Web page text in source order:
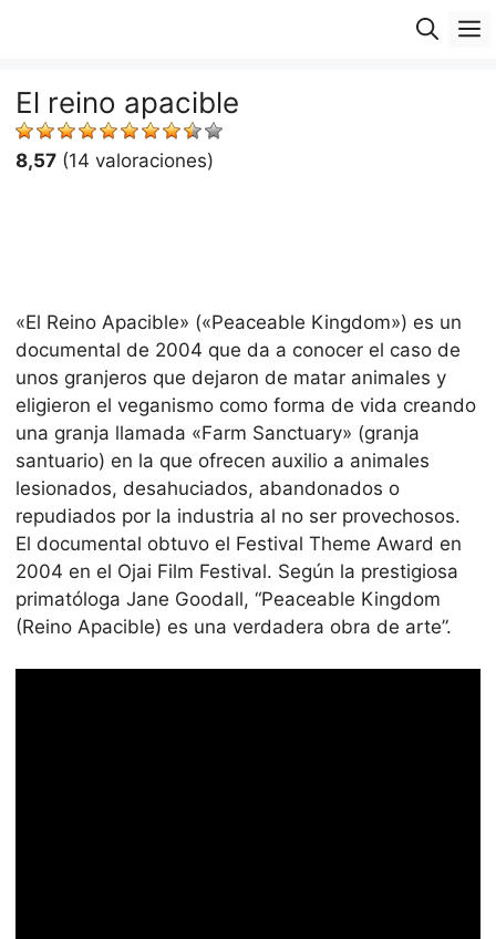
El reino apacible
8,57 (14 valoraciones)
«El Reino Apacible» («Peaceable Kingdom») es un
documental de 2004 que da a conocer el caso de
unos granjeros que dejaron de matar animales y
eligieron el veganismo como forma de vida creando
una granja llamada «Farm Sanctuary» (granja
santuario) en la que ofrecen auxilio a animales
lesionados, desahuciados, abandonados o
repudiados por la industria al no ser provechosos.
El documental obtuvo el Festival Theme Award en
2004 en el Ojai Film Festival. Según la prestigiosa
primatóloga Jane Goodall, “Peaceable Kingdom
(Reino Apacible) es una verdadera obra de arte”.